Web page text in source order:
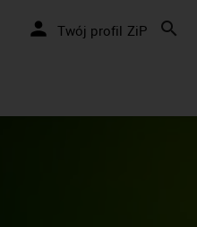
Twój profil ZiP